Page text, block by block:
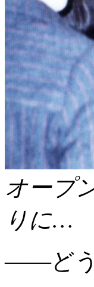
オープ
りに…
――どう